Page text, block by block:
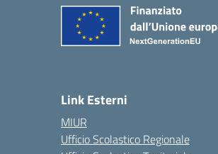
Link Esterni
MIUR
Ufficio Scolastico Regionale